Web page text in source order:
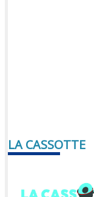
LA CASSOTTE